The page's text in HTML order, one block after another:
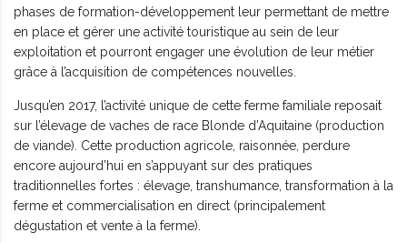
phases de formation-développement leur permettant de mettre
en place et gérer une activité touristique au sein de leur
exploitation et pourront engager une évolution de leur métier
grâce à l’acquisition de compétences nouvelles.
Jusqu’en 2017, l’activité unique de cette ferme familiale reposait
sur l’élevage de vaches de race Blonde d’Aquitaine (production
de viande). Cette production agricole, raisonnée, perdure
encore aujourd’hui en s’appuyant sur des pratiques
traditionnelles fortes : élevage, transhumance, transformation à la
ferme et commercialisation en direct (principalement
dégustation et vente à la ferme).